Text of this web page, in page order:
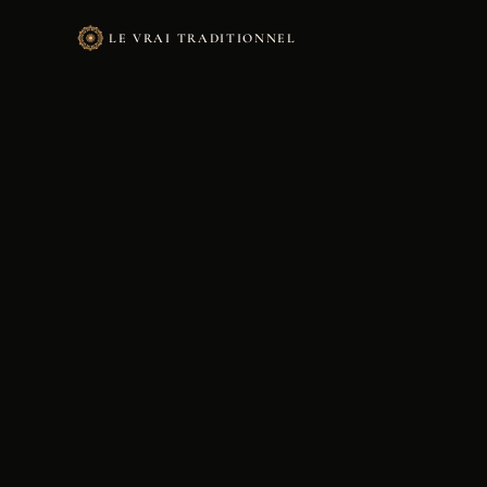
LE VRAI TRADITIONNEL